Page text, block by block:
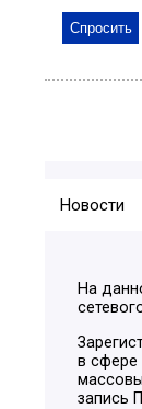
Новости
На
в сфере
запись